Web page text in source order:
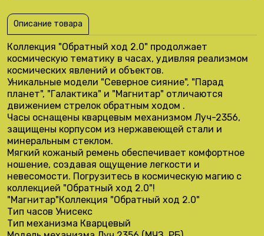
Описание товара
Коллекция "Обратный ход 2.0" продолжает
космическую тематику в часах, удивляя реализмом
космических явлений и объектов.
Уникальные модели "Северное сияние", "Парад
планет", "Галактика" и "Магнитар" отличаются
движением стрелок обратным ходом .
Часы оснащены кварцевым механизмом Луч-2356,
защищены корпусом из нержавеющей стали и
минеральным стеклом.
Мягкий кожаный ремень обеспечивает комфортное
ношение, создавая ощущение легкости и
невесомости. Погрузитесь в космическую магию с
коллекцией "Обратный ход 2.0"!
"Магнитар"Коллекция "Обратный ход 2.0"
Тип часов Унисекс
Тип механизма Кварцевый